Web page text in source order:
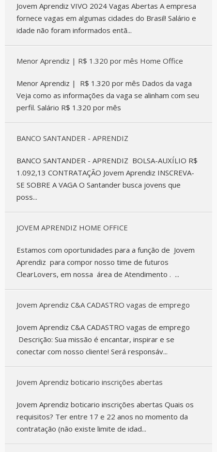
Jovem Aprendiz VIVO 2024 Vagas Abertas A empresa
fornece vagas em algumas cidades do Brasil! Salário e
idade não foram informados entã...
Menor Aprendiz | R$ 1.320 por mês Home Office
Menor Aprendiz | R$ 1.320 por mês Dados da vaga
Veja como as informações da vaga se alinham com seu
perfil. Salário R$ 1.320 por mês
BANCO SANTANDER - APRENDIZ
BANCO SANTANDER - APRENDIZ BOLSA-AUXÍLIO R$
1.092,13 CONTRATAÇÃO Jovem Aprendiz INSCREVA-
SE SOBRE A VAGA O Santander busca jovens que
poss...
JOVEM APRENDIZ HOME OFFICE
Estamos com oportunidades para a função de Jovem
Aprendiz para compor nosso time de futuros
ClearLovers, em nossa área de Atendimento . ...
Jovem Aprendiz C&A CADASTRO vagas de emprego
Jovem Aprendiz C&A CADASTRO vagas de emprego
Descrição: Sua missão é encantar, inspirar e se
conectar com nosso cliente! Será responsáv...
Jovem Aprendiz boticario inscrições abertas
Jovem Aprendiz boticario inscrições abertas Quais os
requisitos? Ter entre 17 e 22 anos no momento da
contratação (não existe limite de idad...